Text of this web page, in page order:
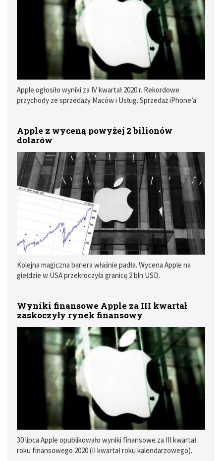
Apple ogłosiło wyniki za IV kwartał 2020 r. Rekordowe
przychody ze sprzedaży Maców i Usług. Sprzedaż iPhone’a
Apple z wyceną powyżej 2 bilionów
dolarów
Kolejna magiczna bariera właśnie padła. Wycena Apple na
giełdzie w USA przekroczyła granicę 2 bln USD.
Wyniki finansowe Apple za III kwartał
zaskoczyły rynek finansowy
30 lipca Apple opublikowało wyniki finansowe za III kwartał
roku finansowego 2020 (II kwartał roku kalendarzowego).